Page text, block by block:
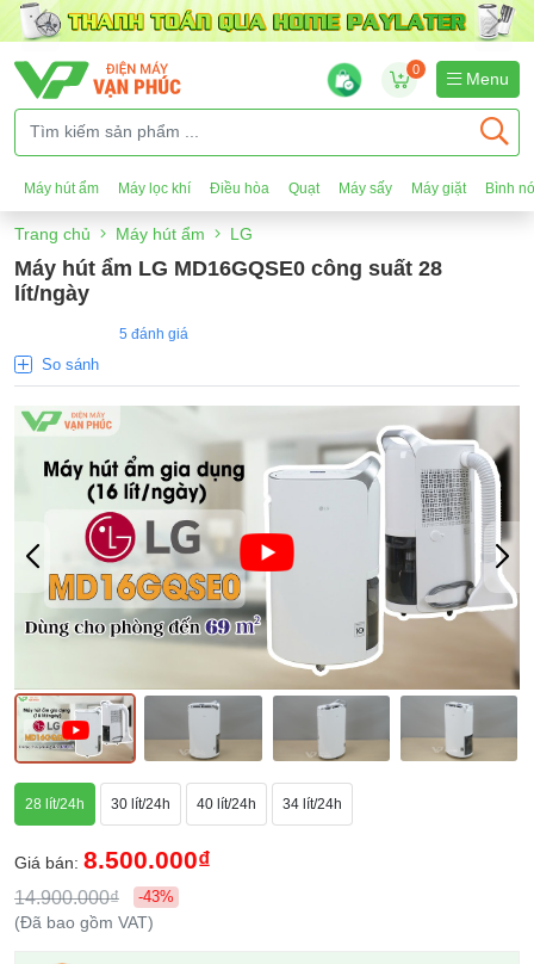
0
Menu
Máy hút ẩm Máy lọc khí Điều hòa Quạt Máy sấy Máy giặt Bình
Trang chủ Máy hút ẩm LG
Máy hút ẩm LG MD16GQSE0 công suất 28
lít/ngày
5 đánh giá
So sánh
28 lít/24h 30 lít/24h 40 lít/24h 34 lít/24h
Giá bán: 8.500.000₫
14.900.000₫ -43%
(Đã bao gồm VAT)